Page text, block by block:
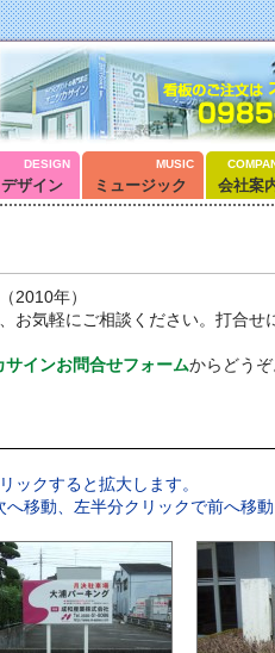
デザイン
DESIGN
ミュージック
MUSIC
会社案
2010年）
お気軽にご相談ください。打合せ
サインお問合せフォームからどうぞ
ックすると拡大します。
へ移動、左半分クリックで前へ移動